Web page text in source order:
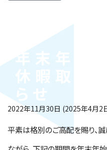
年末年始
休暇取得
らせ
2022年11月30日 (2025年4月2
平素は格別のご高配を賜り、